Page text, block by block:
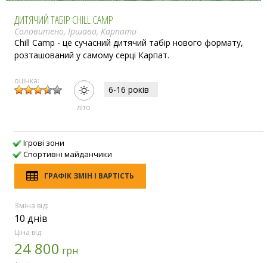
ДИТЯЧИЙ ТАБІР CHILL CAMP
Соловитено, Іршава, Карпати
Chill Camp - це сучасний дитячий табір нового формату,
розташований у самому серці Карпат.
оцінка:
лiто
6-16 рокiв
Ігрові зони
Спортивні майданчики
ГРАФІК ЗМІН І ВАРТІСТЬ
Зміна від:
10 днів
Ціна від:
24 800 грн